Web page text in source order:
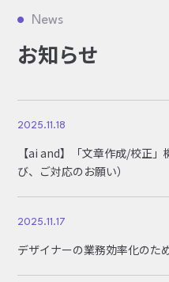
News
お知らせ
2025.11.18
【ai and】「文章作成/校正
び、ご対応のお願い）
2025.11.17
デザイナーの業務効率化のた